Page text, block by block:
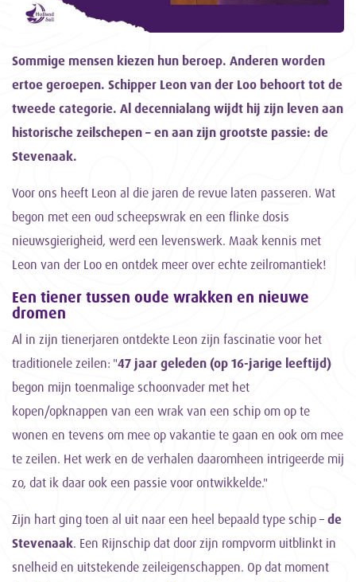
Sommige mensen kiezen hun beroep. Anderen worden
ertoe geroepen. Schipper Leon van der Loo behoort tot de
tweede categorie. Al decennialang wijdt hij zijn leven aan
historische zeilschepen – en aan zijn grootste passie: de
Stevenaak.
Voor ons heeft Leon al die jaren de revue laten passeren. Wat
begon met een oud scheepswrak en een flinke dosis
nieuwsgierigheid, werd een levenswerk. Maak kennis met
Leon van der Loo en ontdek meer over echte zeilromantiek!
Een tiener tussen oude wrakken en nieuwe
dromen
Al in zijn tienerjaren ontdekte Leon zijn fascinatie voor het
traditionele zeilen: "47 jaar geleden (op 16-jarige leeftijd)
begon mijn toenmalige schoonvader met het
kopen/opknappen van een wrak van een schip om op te
wonen en tevens om mee op vakantie te gaan en ook om mee
te zeilen. Het werk en de verhalen daaromheen intrigeerde mij
zo, dat ik daar ook een passie voor ontwikkelde."
Zijn hart ging toen al uit naar een heel bepaald type schip – de
Stevenaak. Een Rijnschip dat door zijn rompvorm uitblinkt in
snelheid en uitstekende zeileigenschappen. Op dat moment